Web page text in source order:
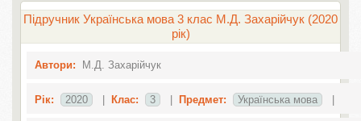
Підручник Українська мова 3 клас М.Д. Захарійчук (2020
рік)
Автори: М.Д. Захарійчук
Рік: 2020 Клас: 3 Предмет: Українська мова